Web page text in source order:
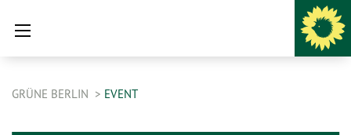
GRÜNE BERLIN EVENT